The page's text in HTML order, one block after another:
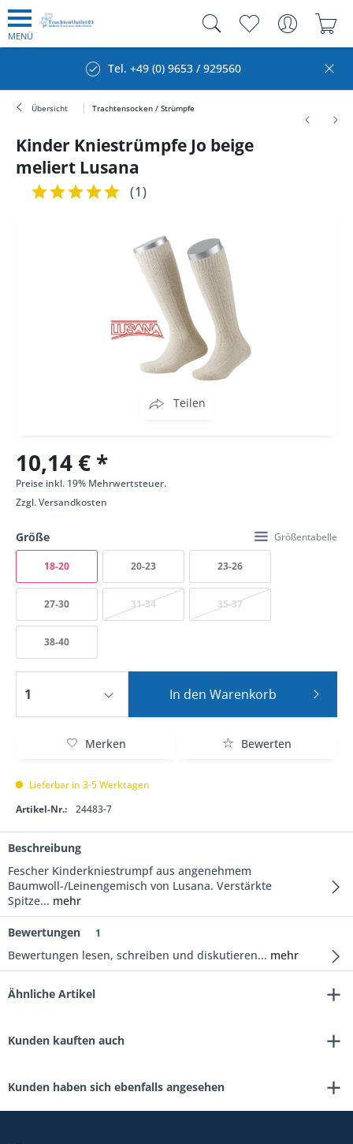
MENÜ
Tel. +49 (0) 9653 / 929560
Übersicht Trachtensocken / Strümpfe
Kinder Kniestrümpfe Jo beige
meliert Lusana
(1)
Teilen
10,14 € *
Preise inkl. 19% Mehrwertsteuer.
Zzgl.Versandkosten
Größe Größentabelle
18-20 20-23 23-26
27-30 31-34 35-37
38-40
In den Warenkorb
Merken Bewerten
Lieferbar in 3-5 Werktagen
Artikel-Nr.:
24483-7
Beschreibung
Fescher Kinderkniestrumpf aus angenehmem
Baumwoll-/Leinengemisch von Lusana. Verstärkte
Spitze... mehr
Bewertungen 1
Bewertungen lesen, schreiben und diskutieren... mehr
Ähnliche Artikel
Kunden kauften auch
Kunden haben sich ebenfalls angesehen